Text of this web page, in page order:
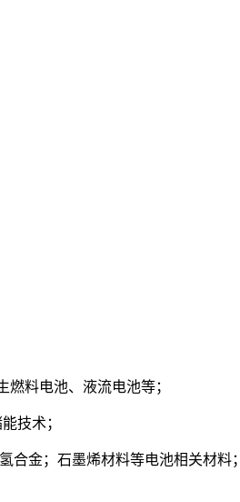
料电池、液流电池等；
技术；
合金；石墨烯材料等电池相关材料；